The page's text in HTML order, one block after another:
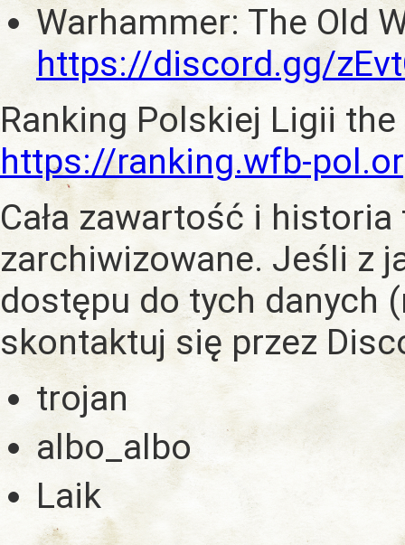
Warhammer: The Old
https://discord.gg/
Ranking Polskiej Ligii
https://ranking.wfb-
Cała zawartość i historia
zarchiwizowane. Jeśli z
dostępu do tych danych
skontaktuj się przez
trojan
albo_albo
Laik